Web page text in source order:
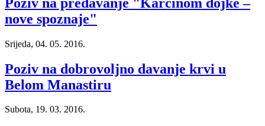
nove spoznaje"
Srijeda, 04. 05. 2016.
Poziv na dobrovoljno davanje krvi u
Belom Manastiru
Subota, 19. 03. 2016.